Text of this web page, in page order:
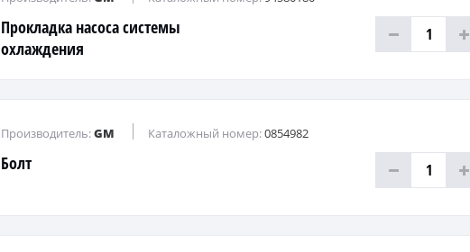
Прокладка насоса системы
охлаждения
Болт
Производитель:GM Каталожный номер:0854982